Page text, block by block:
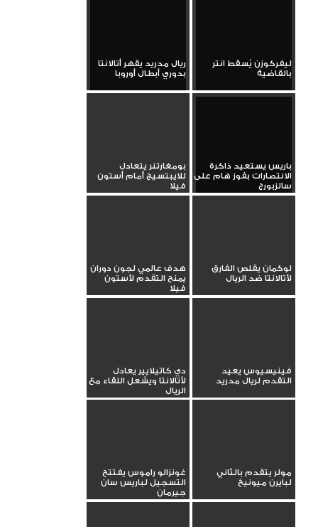
ليفركوزن يُسقط انتر
بالقاضية
ريال مدريد يقهر أتالانتا
بدوري أبطال أوروبا
باريس يستعيد ذاكرة
الانتصارات بفوز هام على
سالزبورج
بومغارتنر يتعادل
للايبتسيج أمام أستون
فيلا
لوكمان يقلص الفارق
لأتالانتا ضد الريال
هدف عالمي لجون دوران
يمنح التقدم لأستون
فيلا
فينيسيوس يعيد
التقدم لريال مدريد
دي كاتيلايير يعادل
لأتالانتا ويشعل اللقاء مع
الريال
مولر يتقدم بالثاني
لبايرن ميونيخ
غونزالو راموس يفتتح
التسجيل لباريس سان
جيرمان